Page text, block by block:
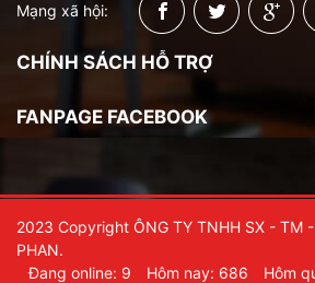
Mạng xã hội:
CHÍNH SÁCH HỖ TRỢ
FANPAGE FACEBOOK
2023 Copyright ÔNG TY TNHH SX - TM -
PHAN.
Đang online: 9
Hôm nay: 686 Hôm